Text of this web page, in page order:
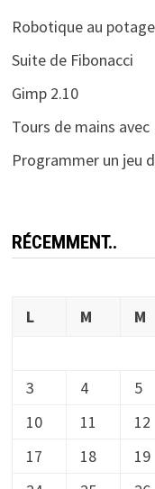
Robotique au
Suite de Fibonacci
Gimp 2.10
Tours de mains
Programmer un jeu
RÉCEMMENT..
L
M M
3
4 5
10
11 12
17
18 19